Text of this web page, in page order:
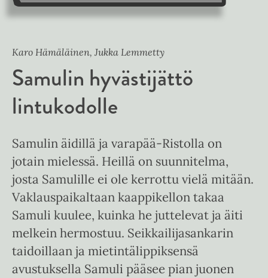
Karo Hämäläinen, Jukka Lemmetty
Samulin hyvästijättö
lintukodolle
Samulin äidillä ja varapää-Ristolla on
jotain mielessä. Heillä on suunnitelma,
josta Samulille ei ole kerrottu vielä mitään.
Vaklauspaikaltaan kaappikellon takaa
Samuli kuulee, kuinka he juttelevat ja äiti
melkein hermostuu. Seikkailijasankarin
taidoillaan ja mietintälippiksensä
avustuksella Samuli pääsee pian juonen